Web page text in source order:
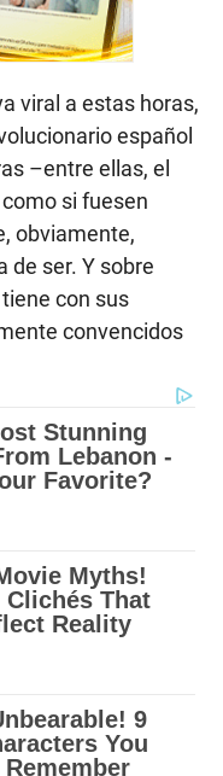
viral a estas horas,
español
–entre ellas, el
si fuesen
obviamente,
de ser. Y sobre
con sus
convencidos